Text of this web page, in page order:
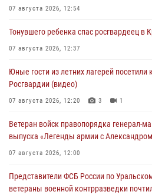
07 августа 2026, 12:54
Тонувшего ребенка спас росгвардеец в
07 августа 2026, 12:37
Юные гости из летних лагерей посетили
Росгвардии (видео)
07 августа 2026, 12:20 3 1
Ветеран войск правопорядка генерал-
выпуска «Легенды армии с
07 августа 2026, 12:00
Представители ФСБ России по
ветераны военной контрразведки